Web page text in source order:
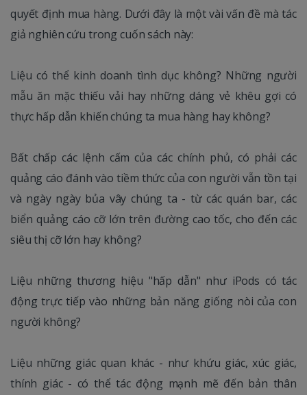
quyết định mua hàng. Dưới đây là một vài vấn đề mà tác
giả nghiên cứu trong cuốn sách này:
Liệu có thể kinh doanh tình dục không? Những người
mẫu ăn mặc thiếu vải hay những dáng vẻ khêu gợi có
thực hấp dẫn khiến chúng ta mua hàng hay không?
Bất chấp các lệnh cấm của các chính phủ, có phải các
quảng cáo đánh vào tiềm thức của con người vẫn tồn tại
và ngày ngày bủa vây chúng ta - từ các quán bar, các
biển quảng cáo cỡ lớn trên đường cao tốc, cho đến các
siêu thị cỡ lớn hay không?
Liệu những thương hiệu "hấp dẫn" như iPods có tác
động trực tiếp vào những bản năng giống nòi của con
người không?
Liệu những giác quan khác - như khứu giác, xúc giác,
thính giác - có thể tác động mạnh mẽ đến bản thân